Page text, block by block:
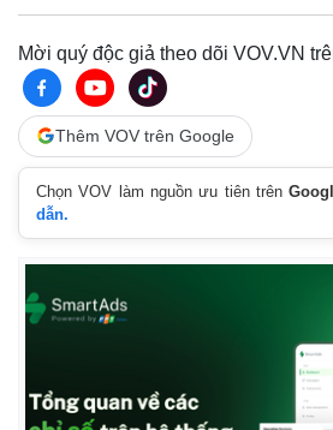
Mời quý độc giả theo dõi VOV.VN
Thêm VOV trên Google
Chọn VOV làm nguồn ưu tiên trên
dẫn.